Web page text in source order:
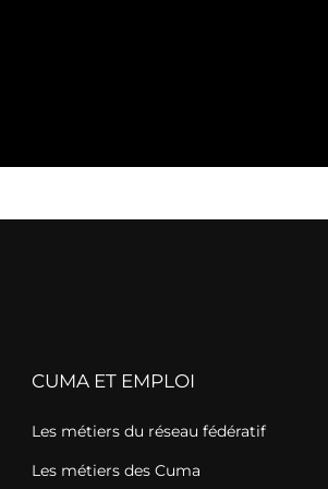
CUMA ET EMPLOI
Les métiers du réseau fédératif
Les métiers des Cuma